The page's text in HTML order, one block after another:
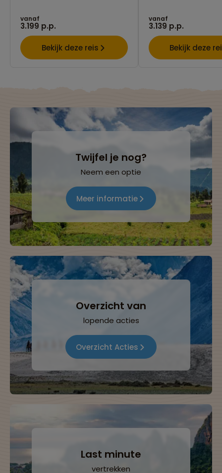
vanaf
3.199 p.p.
Bekijk deze reis
vanaf
3.139 p.p.
Bekijk deze
Twijfel je nog?
Neem een optie
Meer informatie
Overzicht van
lopende acties
Overzicht Acties
Last minute
vertrekken